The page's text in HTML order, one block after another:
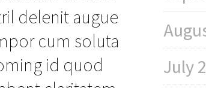
delenit augue
cum soluta
id quod
July